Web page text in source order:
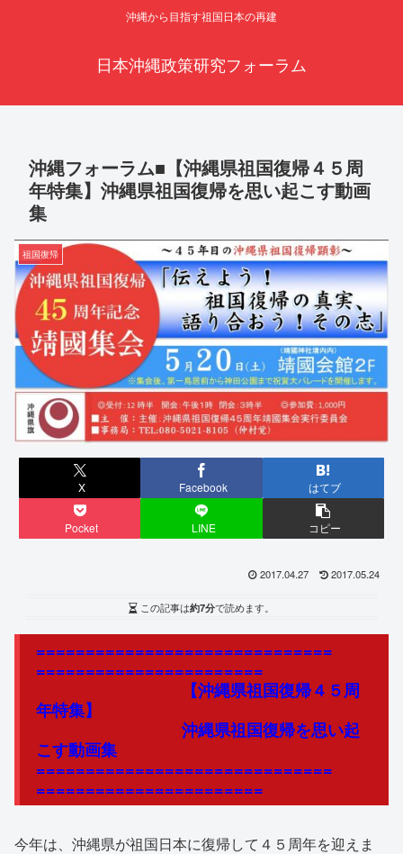
沖縄から目指す祖国日本の再建
日本沖縄政策研究フォーラム
沖縄フォーラム■【沖縄県祖国復帰４５周
年特集】沖縄県祖国復帰を思い起こす動画
集
祖国復帰
X Facebook はてブ
Pocket LINE コピー
2017.04.27 2017.05.24
この記事は約7分で読めます。
==============================
=======================
【沖縄県祖国復帰４５周
年特集】
沖縄県祖国復帰を思い起
こす動画集
==============================
=======================
今年は、沖縄県が祖国日本に復帰して４５周年を迎えま